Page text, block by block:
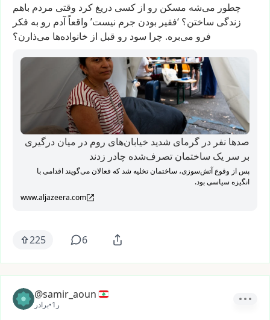
چطور می‌شه مسکن رو از کسی دریغ کرد وقتی مردم باهم
زندگی ساختن؟ ‘فقیر بودن جرم نیست’ واقعاًآدم رو به فکر
فرو می‌بره. چرا سود رو قبل از خانواده‌ها می‌ذارن؟
صدها نفر در گرمای شدید خیابان‌های روم در میان درگیری
بر سر یک ساختمان تصرف‌شده چادر زدند
پس از وقوع آتش‌سوزی، ساختمان تخلیه شد که فعالان می‌گویند اقدامی با
انگیزه سیاسی بود.
www.aljazeera.com
225 6
@samir_aoun
برادر• 1ر